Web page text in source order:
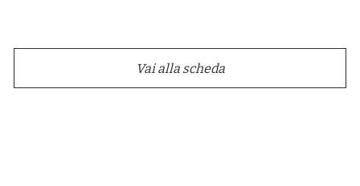
Vai alla scheda